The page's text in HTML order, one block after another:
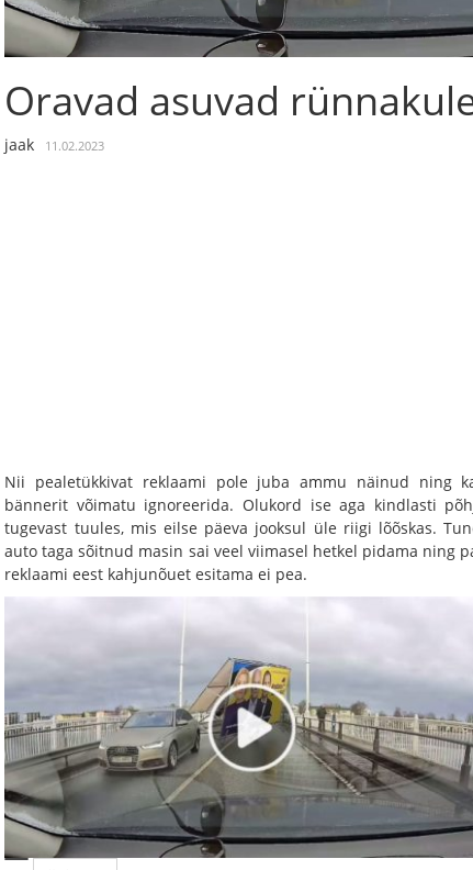
Oravad asuvad
jaak 11.02.2023
Nii pealetükkivat reklaami pole juba ammu näinud ning
bännerit võimatu ignoreerida. Olukord ise aga kindlasti
tugevast tuules, mis eilse päeva jooksul üle riigi lõõskas.
auto taga sõitnud masin sai veel viimasel hetkel pidama ning
reklaami eest kahjunõuet esitama ei pea.